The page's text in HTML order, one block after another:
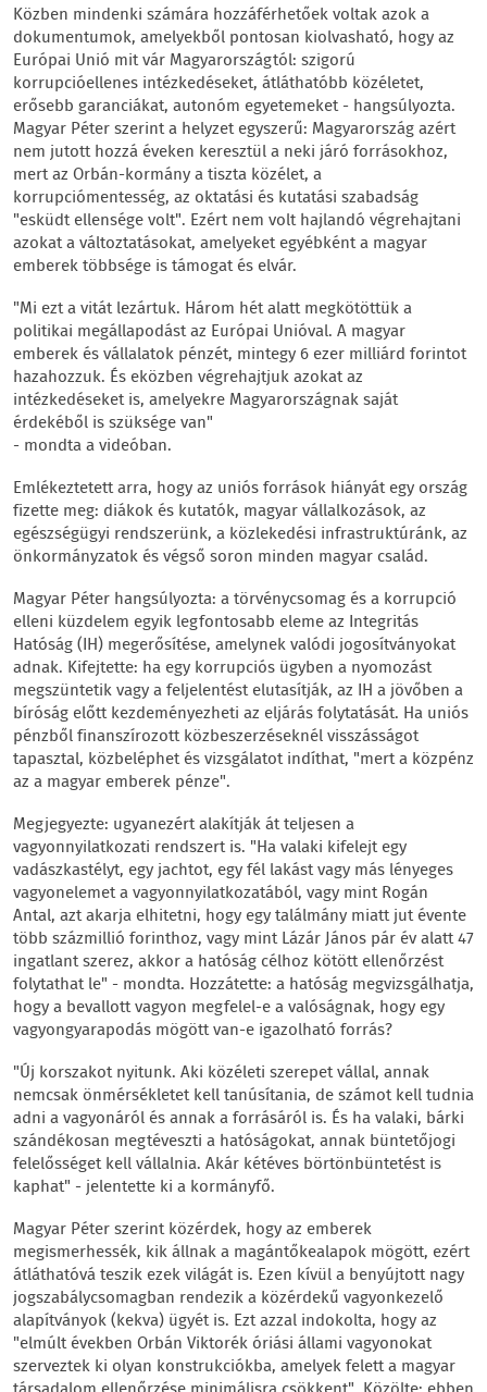
Közben mindenki számára hozzáférhetőek voltak azok a
dokumentumok, amelyekből pontosan kiolvasható, hogy az
Európai Unió mit vár Magyarországtól: szigorú
korrupcióellenes intézkedéseket, átláthatóbb közéletet,
erősebb garanciákat, autonóm egyetemeket - hangsúlyozta.
Magyar Péter szerint a helyzet egyszerű: Magyarország azért
nem jutott hozzá éveken keresztül a neki járó forrásokhoz,
mert az Orbán-kormány a tiszta közélet, a
korrupciómentesség, az oktatási és kutatási szabadság
"esküdt ellensége volt". Ezért nem volt hajlandó végrehajtani
azokat a változtatásokat, amelyeket egyébként a magyar
emberek többsége is támogat és elvár.
"Mi ezt a vitát lezártuk. Három hét alatt megkötöttük a
politikai megállapodást az Európai Unióval. A magyar
emberek és vállalatok pénzét, mintegy 6 ezer milliárd forintot
hazahozzuk. És eközben végrehajtjuk azokat az
intézkedéseket is, amelyekre Magyarországnak saját
érdekéből is szüksége van"
- mondta a videóban.
Emlékeztetett arra, hogy az uniós források hiányát egy ország
fizette meg: diákok és kutatók, magyar vállalkozások, az
egészségügyi rendszerünk, a közlekedési infrastruktúránk, az
önkormányzatok és végső soron minden magyar család.
Magyar Péter hangsúlyozta: a törvénycsomag és a korrupció
elleni küzdelem egyik legfontosabb eleme az Integritás
Hatóság (IH) megerősítése, amelynek valódi jogosítványokat
adnak. Kifejtette: ha egy korrupciós ügyben a nyomozást
megszüntetik vagy a feljelentést elutasítják, az IH a jövőben a
bíróság előtt kezdeményezheti az eljárás folytatását. Ha uniós
pénzből finanszírozott közbeszerzéseknél visszásságot
tapasztal, közbeléphet és vizsgálatot indíthat, "mert a közpénz
az a magyar emberek pénze".
Megjegyezte: ugyanezért alakítják át teljesen a
vagyonnyilatkozati rendszert is. "Ha valaki kifelejt egy
vadászkastélyt, egy jachtot, egy fél lakást vagy más lényeges
vagyonelemet a vagyonnyilatkozatából, vagy mint Rogán
Antal, azt akarja elhitetni, hogy egy találmány miatt jut évente
több százmillió forinthoz, vagy mint Lázár János pár év alatt 47
ingatlant szerez, akkor a hatóság célhoz kötött ellenőrzést
folytathat le" - mondta. Hozzátette: a hatóság megvizsgálhatja,
hogy a bevallott vagyon megfelel-e a valóságnak, hogy egy
vagyongyarapodás mögött van-e igazolható forrás?
"Új korszakot nyitunk. Aki közéleti szerepet vállal, annak
nemcsak önmérsékletet kell tanúsítania, de számot kell tudnia
adni a vagyonáról és annak a forrásáról is. És ha valaki, bárki
szándékosan megtéveszti a hatóságokat, annak büntetőjogi
felelősséget kell vállalnia. Akár kétéves börtönbüntetést is
kaphat" - jelentette ki a kormányfő.
Magyar Péter szerint közérdek, hogy az emberek
megismerhessék, kik állnak a magántőkealapok mögött, ezért
átláthatóvá teszik ezek világát is. Ezen kívül a benyújtott nagy
jogszabálycsomagban rendezik a közérdekű vagyonkezelő
alapítványok (kekva) ügyét is. Ezt azzal indokolta, hogy az
"elmúlt években Orbán Viktorék óriási állami vagyonokat
szerveztek ki olyan konstrukciókba, amelyek felett a magyar